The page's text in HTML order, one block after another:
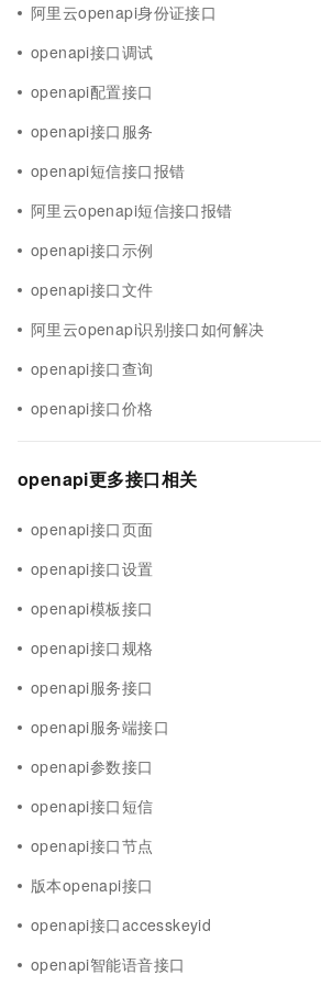
阿里云openapi身份证接口
openapi接口调试
openapi配置接口
openapi接口服务
openapi短信接口报错
阿里云openapi短信接口报错
openapi接口示例
openapi接口文件
阿里云openapi识别接口如何解决
openapi接口查询
openapi接口价格
openapi更多接口相关
openapi接口页面
openapi接口设置
openapi模板接口
openapi接口规格
openapi服务接口
openapi服务端接口
openapi参数接口
openapi接口短信
openapi接口节点
版本openapi接口
openapi接口accesskeyid
openapi智能语音接口